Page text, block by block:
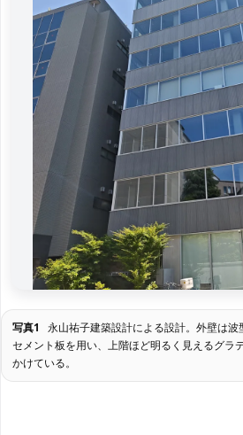
写真1
永山祐子建築設計による設計。外壁は波
セメント板を用い、上階ほど明るく見えるグラ
かけている。